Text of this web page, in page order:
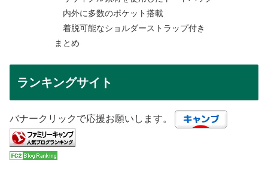
内外に多数のポケット搭載
着脱可能なショルダーストラップ付き
まとめ
ランキングサイト
バナークリックで応援お願いします。